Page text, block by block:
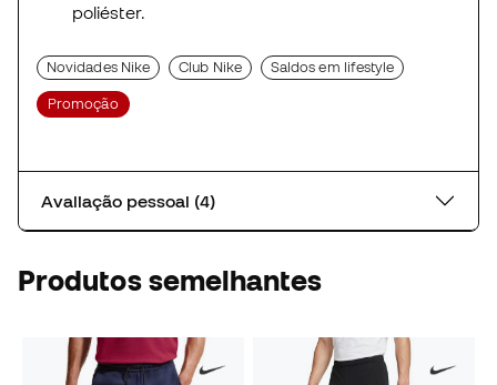
poliéster.
Novidades Nike Club Nike Saldos em lifestyle
Promoção
Avaliação pessoal (4)
Produtos semelhantes